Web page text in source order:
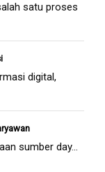
satu proses
digital,
sumber day...